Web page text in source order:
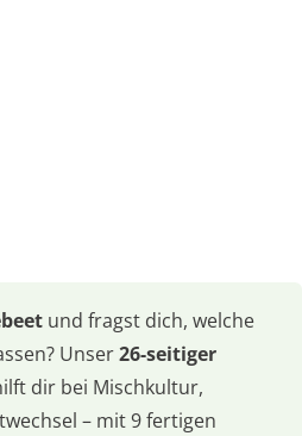
und fragst dich, welche
Unser26-seitiger
dir bei Mischkultur,
– mit 9 fertigen